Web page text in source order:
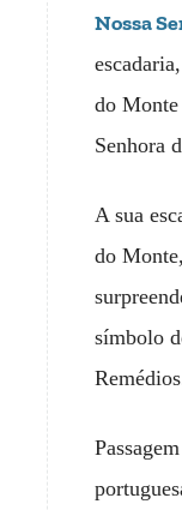
Nossa
do Monte
Senhora
A sua
do
símbolo